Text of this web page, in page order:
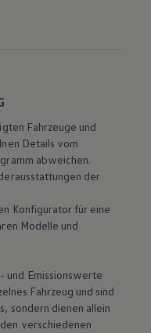
Fahrzeuge und
Details vom
abweichen.
der
Konfigurator für eine
Modelle und
und Emissionswerte
Fahrzeug und sind
sondern dienen allein
verschiedenen